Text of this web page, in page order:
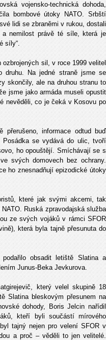
vojensko-technická dohoda,
bombové útoky NATO. Srbští
lidi se zbraněmi v rukou, dostali
nemilost právě té síle, která je
síly“.
sil, v roce 1999 velitel
druhu. Na jedné straně jsme se
skončily, ale na druhou stranu to
jsme jako armáda museli opustit
nevěděli, co je čeká v Kosovu po
přerušeno, informace odtud buď
Posádka se vydává do ulic, tvoří
ho opouštějí. Smíchávají se s
svých domovech bez ochrany.
ho znesnadňují epizodické útoky
které jak svými akcemi, tak
Ruská zpravodajská služba
ze svých vojáků v rámci SFOR
která byla tajně přesunuta do
obsadit letiště Slatina a
Junus-Beka Jevkurova.
který velel skupině 18
Slatina bleskovým přesunem na
dohody, Boris Jelcin nařídil
kteří byli součástí mírového
tajný nejen pro velení SFOR v
a proč – věděli to jen velitelé.